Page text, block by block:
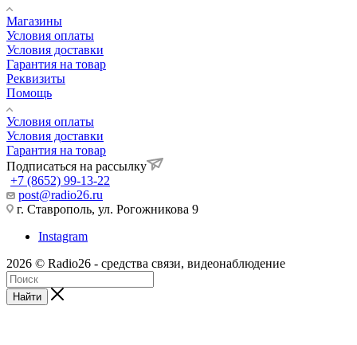
Магазины
Условия оплаты
Условия доставки
Гарантия на товар
Реквизиты
Помощь
Условия оплаты
Условия доставки
Гарантия на товар
Подписаться на рассылку
+7 (8652) 99-13-22
post@radio26.ru
г. Ставрополь, ул. Рогожникова 9
Instagram
2026 © Radio26 - средства связи, видеонаблюдение
Найти